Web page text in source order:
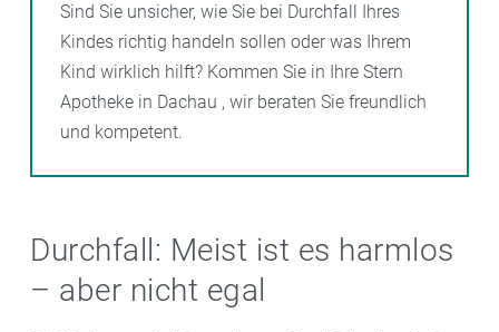
Sind Sie unsicher, wie Sie bei Durchfall Ihres
Kindes richtig handeln sollen oder was Ihrem
Kind wirklich hilft? Kommen Sie in Ihre Stern
Apotheke in Dachau , wir beraten Sie freundlich
und kompetent.
Durchfall: Meist ist es harmlos
– aber nicht egal